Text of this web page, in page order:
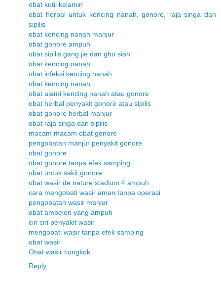
obat kutil kelamin
obat herbal untuk kencing nanah, gonore, raja singa dan
sipilis
obat kencing nanah manjur
obat gonore ampuh
obat sipilis gang jie dan gho siah
obat kencing nanah
obat infeksi kencing nanah
obat kencing nanah
obat alami kencing nanah atau gonore
obat herbal penyakit gonore atau sipilis
obat gonore herbal manjur
obat raja singa dan sipilis
macam macam obat gonore
pengobatan manjur penyakit gonore
obat gonore
obat gonore tanpa efek samping
obat untuk sakit gonore
obat wasir de nature stadium 4 ampuh
cara mengobati wasir aman tanpa operasi
pengobatan wasir manjur
obat ambeien yang ampuh
ciri ciri penyakit wasir
mengobati wasir tanpa efek samping
obat wasir
Obat wasir tiongkok
Reply